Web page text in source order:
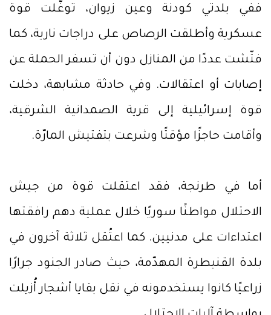
ففي بلدتي كودنة وعين زيوان، توغّلت قوة
عسكرية وأطلقت الرصاص على دراجات نارية، كما
فتّشت عددًا من المنازل دون أن تسفر الحملة عن
إصابات أو اعتقالات. وفي حادثة مشابهة، دخلت
قوة إسرائيلية إلى قرية الصمدانية الشرقية،
وأقامت حاجزًا مؤقتًا وشرعت بتفتيش المارّة.
أما في طرنجة، فقد اعتقلت قوة من جيش
الاحتلال مواطنًا سوريًا خلال عملية دهم رافقتها
اعتداءات على مدنيين. كما اعتُقل ثلاثة آخرون في
بلدة القنيطرة المهدّمة، حيث صادر الجنود جرارًا
زراعيًا كانوا يستخدمونه في نقل بقايا أشجار أُزيلت